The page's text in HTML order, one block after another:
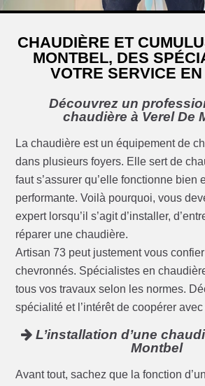
CHAUDIÈRE ET
MONTBEL, DES
VOTRE SERVICE
Découvrez un
chaudière à Verel De
La chaudière est un équipement de
dans plusieurs foyers. Elle sert de
faut s’assurer qu’elle fonctionne bien
performante. Voilà pourquoi, vous
expert lorsqu’il s’agit d’installer,
réparer une chaudière.
Artisan 73 peut justement vous
chevronnés. Spécialistes en
tous vos travaux selon les normes.
spécialité et l’intérêt de coopérer avec
L’installation d’une
Montbel
Avant tout, sachez que la fonction